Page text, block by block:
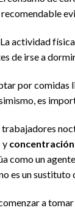
La actividad
de irse a
por comidas
es
y concentración
como un
es un sustituto
a